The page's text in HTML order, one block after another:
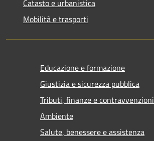
Catasto e urbanistica
Mobilità e trasporti
Educazione e formazione
Giustizia e sicurezza pubblica
Tributi, finanze e contravvenzioni
Ambiente
Salute, benessere e assistenza